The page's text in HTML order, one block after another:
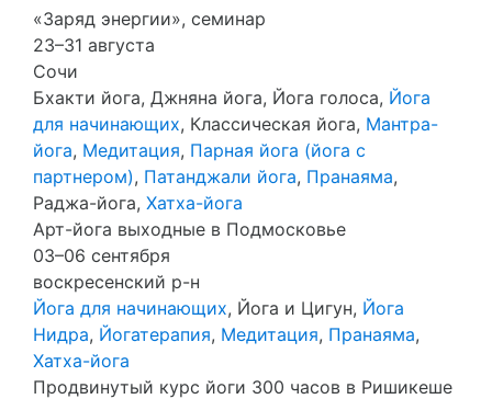
«Заряд энергии», семинар
23–31 августа
Сочи
Бхакти йога, Джняна йога, Йога голоса, Йога
для начинающих, Классическая йога, Мантра-
йога, Медитация, Парная йога (йога с
партнером), Патанджали йога, Пранаяма,
Раджа-йога, Хатха-йога
Арт-йога выходные в Подмосковье
03–06 сентября
воскресенский р-н
Йога для начинающих, Йога и Цигун, Йога
Нидра, Йогатерапия, Медитация, Пранаяма,
Хатха-йога
Продвинутый курс йоги 300 часов в Ришикеше